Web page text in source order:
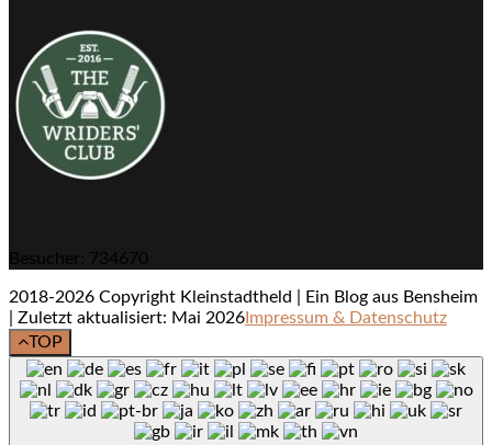
Besucher: 734670
2018-2026 Copyright Kleinstadtheld | Ein Blog aus Bensheim
| Zuletzt aktualisiert: Mai 2026 Impressum & Datenschutz
TOP